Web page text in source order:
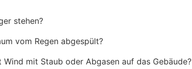
stehen?
vom Regen abgespült?
mit Staub oder Abgasen auf das Gebäude?